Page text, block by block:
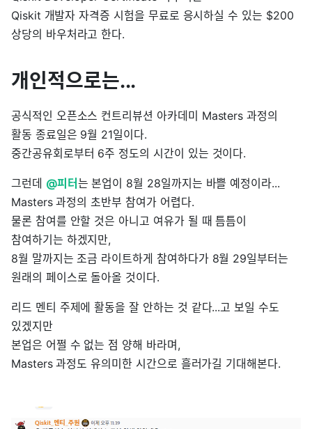
Qiskit 개발자 자격증 시험을 무료로 응시하실 수 있는 $200
상당의 바우처라고 한다.
개인적으로는...
공식적인 오픈소스 컨트리뷰션 아카데미 Masters 과정의
활동 종료일은 9월 21일이다.
중간공유회로부터 6주 정도의 시간이 있는 것이다.
그런데 @피터 는 본업이 8월 28일까지는 바쁠 예정이라...
Masters 과정의 초반부 참여가 어렵다.
물론 참여를 안할 것은 아니고 여유가 될 때 틈틈이
참여하기는 하겠지만,
8월 말까지는 조금 라이트하게 참여하다가 8월 29일부터는
원래의 페이스로 돌아올 것이다.
리드 멘티 주제에 활동을 잘 안하는 것 같다...고 보일 수도
있겠지만
본업은 어쩔 수 없는 점 양해 바라며,
Masters 과정도 유의미한 시간으로 흘러가길 기대해본다.